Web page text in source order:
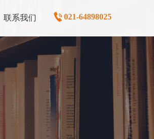
联系我们 021-64898025